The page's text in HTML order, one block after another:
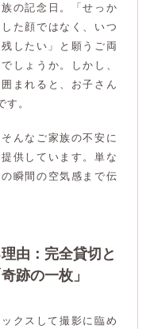
の記念日。「せっか
た顔ではなく、いつ
したい」と願うご両
しょうか。しかし、
まれると、お子さん
。
んなご家族の不安に
供しています。単な
瞬間の空気感まで伝
由：完全貸切と
跡の一枚」
クスして撮影に臨め